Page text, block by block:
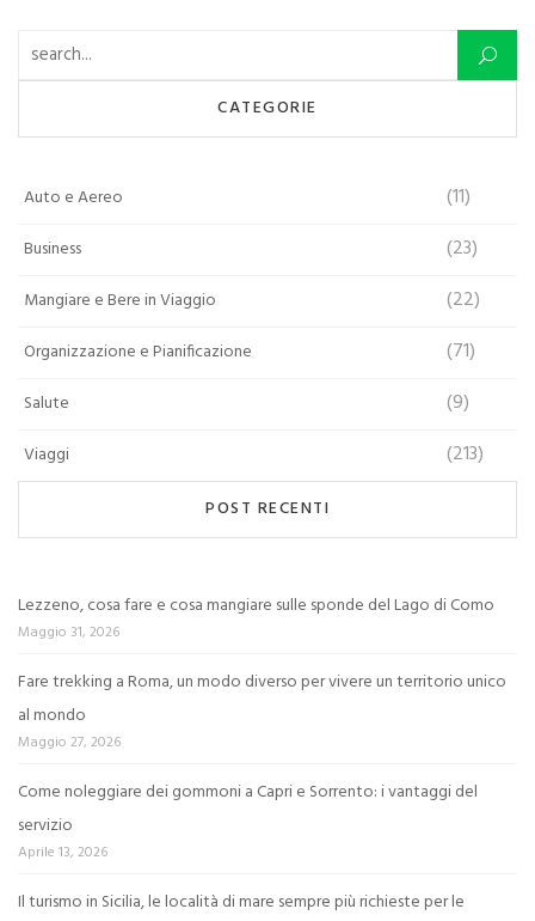
Ricerca per:
CATEGORIE
Auto e Aereo (11)
Business (23)
Mangiare e Bere in Viaggio (22)
Organizzazione e Pianificazione (71)
Salute (9)
Viaggi (213)
POST RECENTI
Lezzeno, cosa fare e cosa mangiare sulle sponde del Lago di Como
Maggio 31, 2026
Fare trekking a Roma, un modo diverso per vivere un territorio unico
al mondo
Maggio 27, 2026
Come noleggiare dei gommoni a Capri e Sorrento: i vantaggi del
servizio
Aprile 13, 2026
Il turismo in Sicilia, le località di mare sempre più richieste per le